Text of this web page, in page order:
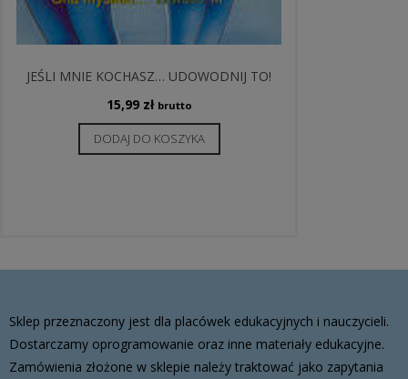
JEŚLI MNIE KOCHASZ… UDOWODNIJ TO!
15,99 zł brutto
DODAJ DO KOSZYKA
Sklep przeznaczony jest dla placówek edukacyjnych i nauczycieli.
Dostarczamy oprogramowanie oraz inne materiały edukacyjne.
Zamówienia złożone w sklepie należy traktować jako zapytania